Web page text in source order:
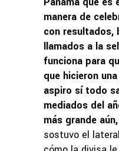
manera de
con resultados,
llamados a la
funciona para
que hicieron
aspiro sí todo
mediados del
más grande
sostuvo el